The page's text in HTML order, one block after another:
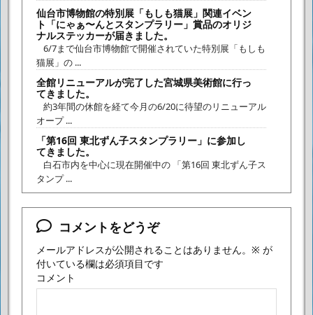
仙台市博物館の特別展「もしも猫展」関連イベン
ト「にゃぁ〜んとスタンプラリー」賞品のオリジ
ナルステッカーが届きました。
6/7まで仙台市博物館で開催されていた特別展「もしも
猫展」の ...
全館リニューアルが完了した宮城県美術館に行っ
てきました。
約3年間の休館を経て今月の6/20に待望のリニューアル
オープ ...
「第16回 東北ずん子スタンプラリー」に参加し
てきました。
白石市内を中心に現在開催中の 「第16回 東北ずん子ス
タンプ ...
コメントをどうぞ
メールアドレスが公開されることはありません。 ※ が
付いている欄は必須項目です
コメント